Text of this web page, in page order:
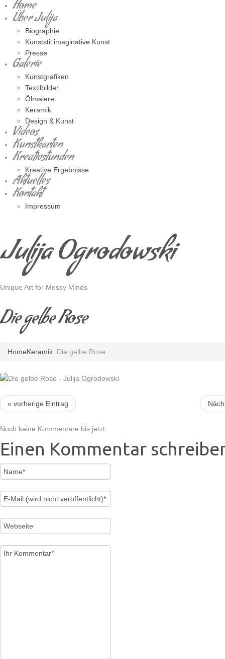
Home
Über Julija
Biographie
Kunststil imaginative Kunst
Presse
Galerie
Kunstgrafiken
Textilbilder
Ölmalerei
Keramik
Design & Kunst
Videos
Kunstkarten
Kreativstunden
Kreative Ergebnisse
Aktuelles
Kontakt
Impressum
Julija Ogrodowski
Unique Art for Messy Minds
Die gelbe Rose
HomeKeramik Die gelbe Rose
« vorherige Eintrag
Noch keine Kommentare bis jetzt.
Einen Kommentar